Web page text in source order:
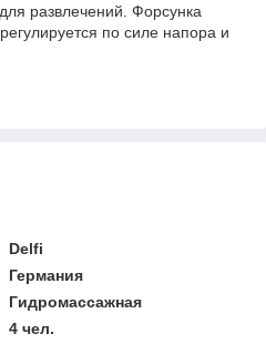
развлечений. Форсунка
по силе напора и
Delfi
Германия
Гидромассажная
4 чел.